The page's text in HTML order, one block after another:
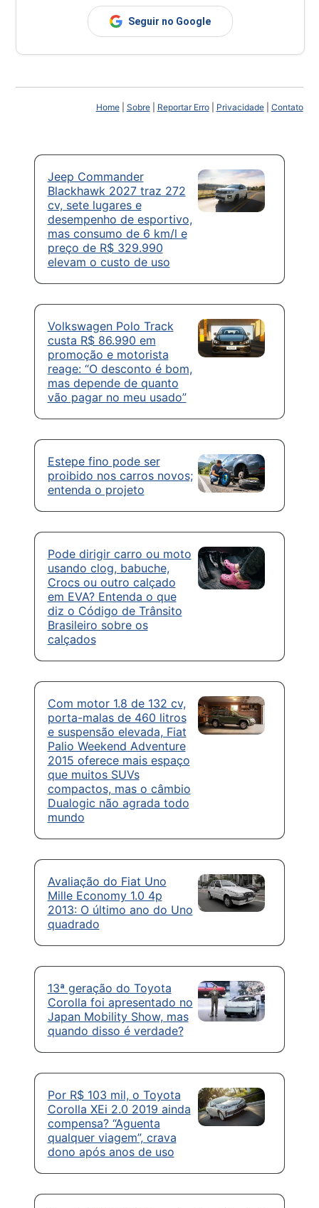
Seguir no Google
Home| Sobre| Reportar Erro| Privacidade| Contato
Jeep Commander
Blackhawk 2027 traz 272
cv, sete lugares e
desempenho de esportivo,
mas consumo de 6 km/l e
preço de R$ 329.990
elevam o custo de uso
Volkswagen Polo Track
custa R$ 86.990 em
promoção e motorista
reage: “O desconto é bom,
mas depende de quanto
vão pagar no meu usado”
Estepe fino pode ser
proibido nos carros novos;
entenda o projeto
Pode dirigir carro ou moto
usando clog, babuche,
Crocs ou outro calçado
em EVA? Entenda o que
diz o Código de Trânsito
Brasileiro sobre os
calçados
Com motor 1.8 de 132 cv,
porta-malas de 460 litros
e suspensão elevada, Fiat
Palio Weekend Adventure
2015 oferece mais espaço
que muitos SUVs
compactos, mas o câmbio
Dualogic não agrada todo
mundo
Avaliação do Fiat Uno
Mille Economy 1.0 4p
2013: O último ano do Uno
quadrado
13ª geração do Toyota
Corolla foi apresentado no
Japan Mobility Show, mas
quando disso é verdade?
Por R$ 103 mil, o Toyota
Corolla XEi 2.0 2019 ainda
compensa? “Aguenta
qualquer viagem”, crava
dono após anos de uso